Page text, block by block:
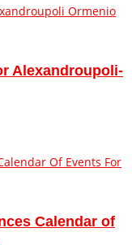
Alexandroupoli-
Calendar of